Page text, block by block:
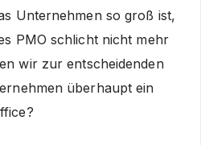
Unternehmen so groß ist,
PMO schlicht nicht mehr
wir zur entscheidenden
überhaupt ein